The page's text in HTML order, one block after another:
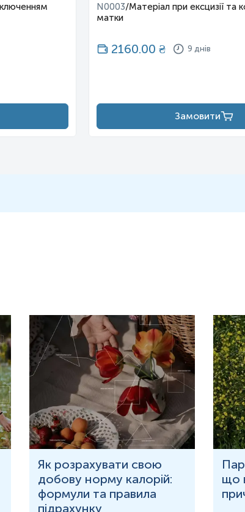
N0003/Матеріал при ексцизії та
матки
2160.00 ₴ 9 днів
Замовити
Як розрахувати свою
добову норму калорій:
формули та правила
підрахунку
що